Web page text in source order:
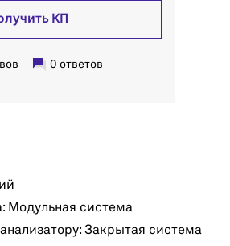
КП
0 ответов
Модульная система
анализатору: Закрытая система